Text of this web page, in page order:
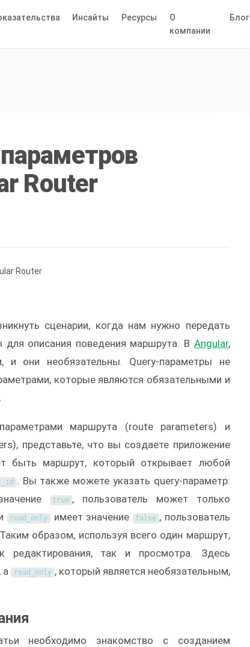
Инсайты Ресурсы
О
компании
Блог
Router
сценарии, когда нам нужно передать
описания поведения маршрута. В Angular,
и они необязательны. Query-параметры не
которые являются обязательными и
маршрута (route parameters) и
представьте, что вы создаете приложение
быть маршрут, который открывает любой
. Вы также можете указать query-параметр:
true , пользователь может только
read_only имеет значение false , пользователь
образом, используя всего один маршрут,
редактирования, так и просмотра. Здесь
, а read_only , который является необязательным,
необходимо знакомство с созданием